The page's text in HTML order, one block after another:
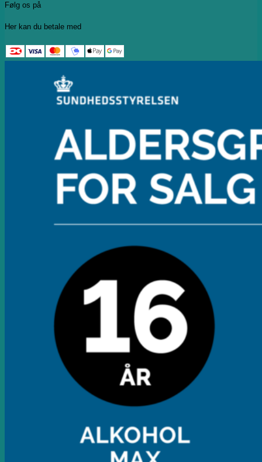
Følg os på
Her kan du betale med